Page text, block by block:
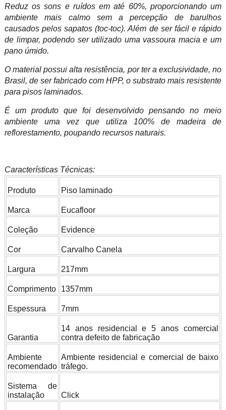
Reduz os sons e ruídos em até 60%, proporcionando um
ambiente mais calmo sem a percepção de barulhos
causados pelos sapatos (toc-toc). Além de ser fácil e rápido
de limpar, podendo ser utilizado uma vassoura macia e um
pano úmido.
O material possui alta resistência, por ter a exclusividade, no
Brasil, de ser fabricado com HPP, o substrato mais resistente
para pisos laminados.
É um produto que foi desenvolvido pensando no meio
ambiente uma vez que utiliza 100% de madeira de
reflorestamento, poupando recursos naturais.
Características Técnicas:
Produto Piso laminado
Marca Eucafloor
Coleção Evidence
Cor Carvalho Canela
Largura 217mm
Comprimento 1357mm
Espessura 7mm
Garantia
14 anos residencial e 5 anos comercial
contra defeito de fabricação
Ambiente
recomendado
Ambiente residencial e comercial de baixo
tráfego.
Sistema de
instalação
Click